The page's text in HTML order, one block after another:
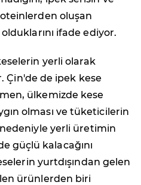
oluşan
ifade ediyor.
yerli olarak
Çin'de de ipek kese
ülkemizde kese
olması ve tüketicilerin
yerli üretimin
güçlü kalacağını
yurtdışından gelen
ürünlerden biri